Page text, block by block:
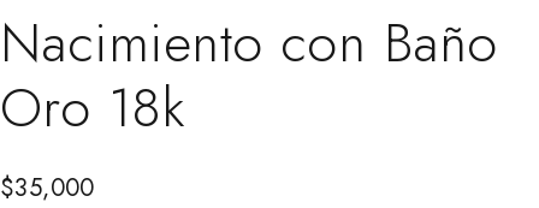
Nacimiento con Baño
Oro 18k
$35,000